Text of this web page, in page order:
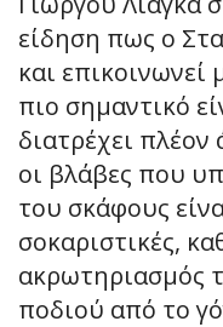
είδηση πως ο
και
πιο σημαντικό
διατρέχει
οι βλάβες που
του σκάφους
σοκαριστικές,
ακρωτηριασμός
ποδιού από το